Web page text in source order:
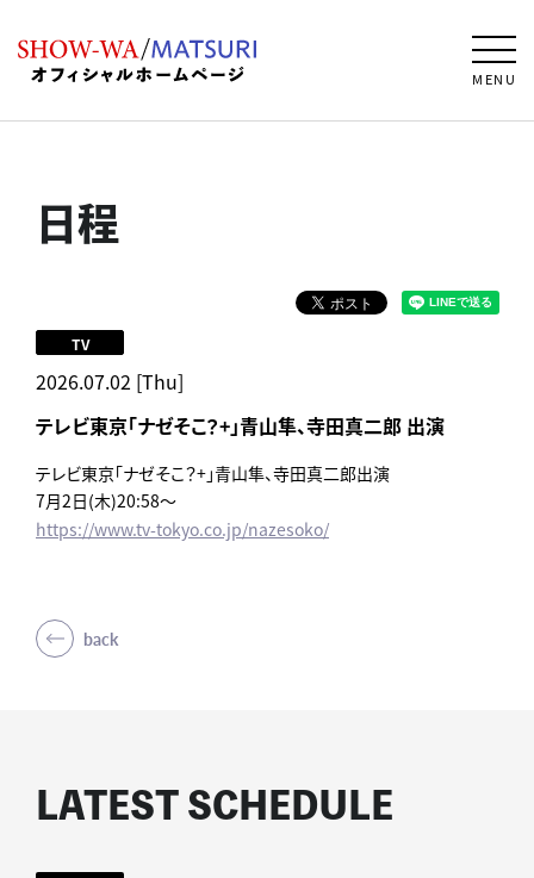
MENU
日程
2026.07.02 [Thu]
TV
テレビ東京｢ナゼそこ？+｣青山隼、寺田真二郎 出演
テレビ東京｢ナゼそこ？+｣青山隼、寺田真二郎出演
7月2日(木)20:58～
https://www.tv-tokyo.co.jp/nazesoko/
back
LATEST SCHEDULE